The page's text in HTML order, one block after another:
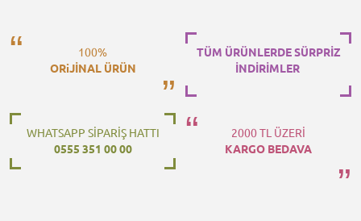
100%
ORiJİNAL ÜRÜN
TÜM ÜRÜNLERDE SÜRPRİZ
İNDİRİMLER
WHATSAPP SİPARİŞ HATTI
0555 351 00 00
2000 TL ÜZERİ
KARGO BEDAVA